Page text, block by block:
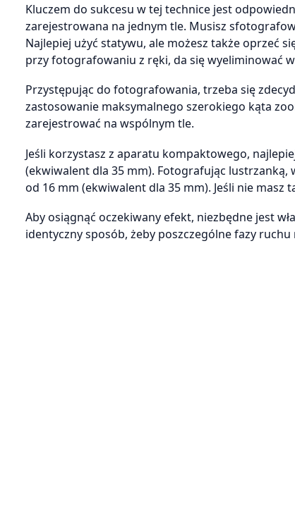
Kluczem do sukcesu w tej technice jest
zarejestrowana na jednym tle. Musisz
Najlepiej użyć statywu, ale możesz także oprzeć
przy fotografowaniu z ręki, da się wyeliminować
Przystępując do fotografowania, trzeba się
zastosowanie maksymalnego szerokiego kąta
zarejestrować na wspólnym tle.
Jeśli korzystasz z aparatu kompaktowego,
(ekwiwalent dla 35 mm). Fotografując
od 16 mm (ekwiwalent dla 35 mm). Jeśli nie
Aby osiągnąć oczekiwany efekt, niezbędne jest
identyczny sposób, żeby poszczególne fazy ruchu